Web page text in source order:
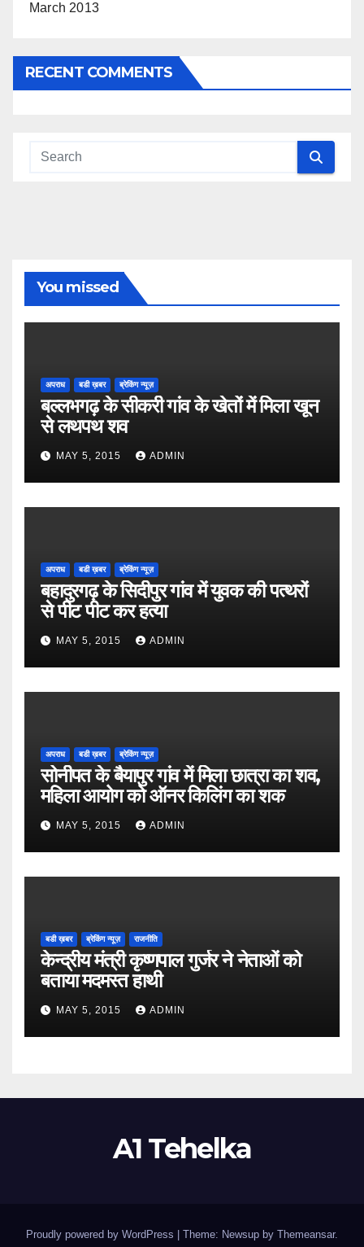
March 2013
RECENT COMMENTS
You missed
अपराध बडी ख़बर ब्रेकिंग न्यूज़
बल्लभगढ़ के सीकरी गांव के खेतों में मिला खून
से लथपथ शव
MAY 5, 2015 ADMIN
अपराध बडी ख़बर ब्रेकिंग न्यूज़
बहादुरगढ़ के सिदीपुर गांव में युवक की पत्थरों
से पीट पीट कर हत्या
MAY 5, 2015 ADMIN
अपराध बडी ख़बर ब्रेकिंग न्यूज़
सोनीपत के बैयापुर गांव में मिला छात्रा का शव,
महिला आयोग को ऑनर किलिंग का शक
MAY 5, 2015 ADMIN
बडी ख़बर ब्रेकिंग न्यूज़ राजनीति
केन्द्रीय मंत्री कृष्णपाल गुर्जर ने नेताओं को
बताया मदमस्त हाथी
MAY 5, 2015 ADMIN
A1 Tehelka
Proudly powered by WordPress Theme: Newsup by Themeansar.